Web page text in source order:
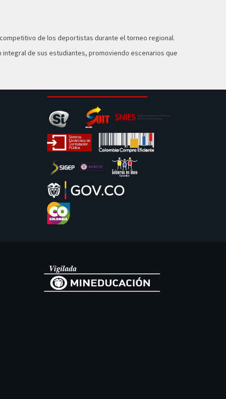
de los deportistas durante el torneo regional.
de sus estudiantes, promoviendo escenarios que